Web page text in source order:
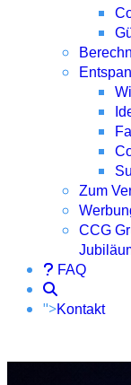
Zum
CCG
FAQ
">Kontakt